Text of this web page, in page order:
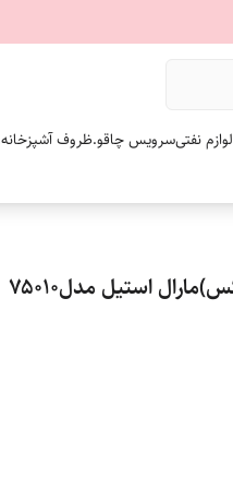
لوازم نفتیسرویس چاقو.ظروف